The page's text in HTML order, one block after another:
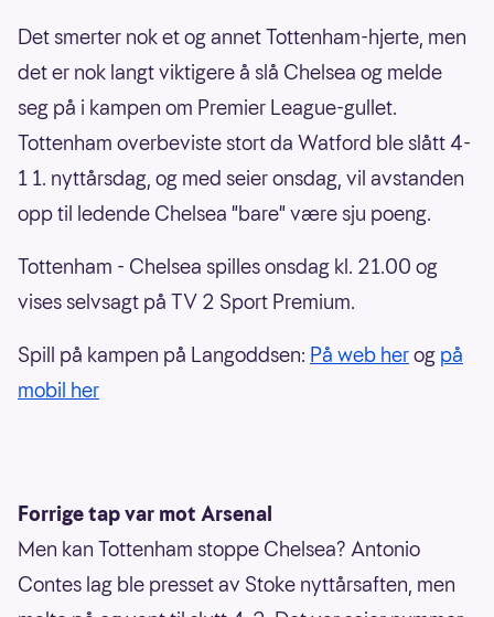
Det smerter nok et og annet Tottenham-hjerte, men
det er nok langt viktigere å slå Chelsea og melde
seg på i kampen om Premier League-gullet.
Tottenham overbeviste stort da Watford ble slått 4-
1 1. nyttårsdag, og med seier onsdag, vil avstanden
opp til ledende Chelsea "bare" være sju poeng.
Tottenham - Chelsea spilles onsdag kl. 21.00 og
vises selvsagt på TV 2 Sport Premium.
Spill på kampen på Langoddsen: På web herog på
mobil her
Forrige tap var mot Arsenal
Men kan Tottenham stoppe Chelsea? Antonio
Contes lag ble presset av Stoke nyttårsaften, men